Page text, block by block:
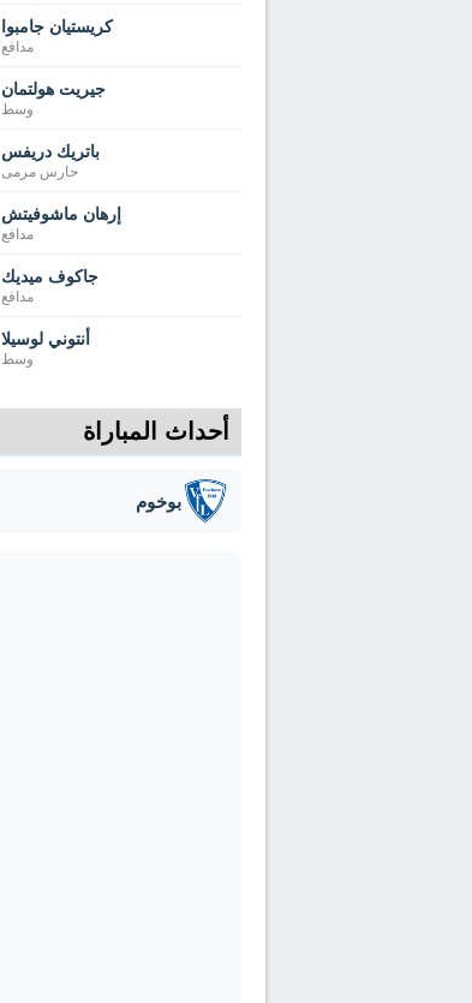
كريستيان جامبوا
مدافع
جيريت هولتمان
وسط
باتريك دريفس
حارس مرمى
إرهان ماشوفيتش
مدافع
جاكوف ميديك
مدافع
أنتوني لوسيلا
وسط
أحداث المباراة
بوخوم